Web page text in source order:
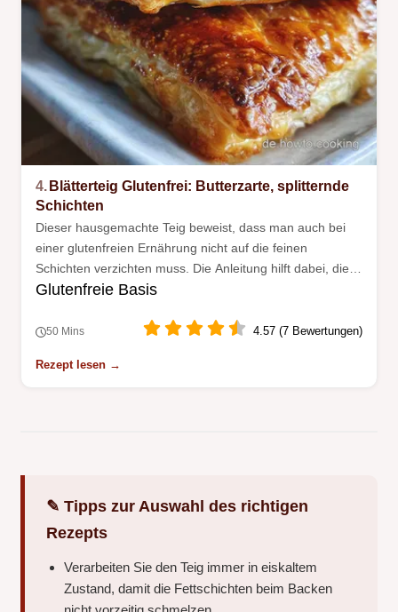
4. Blätterteig Glutenfrei: Butterzarte, splitternde
Schichten
Dieser hausgemachte Teig beweist, dass man auch bei
einer glutenfreien Ernährung nicht auf die feinen
Schichten verzichten muss. Die Anleitung hilft dabei, die
richtige Konsistenz sicher zu treffen.
Glutenfreie Basis
50 Mins 4.57 (7 Bewertungen)
Rezept lesen →
✎ Tipps zur Auswahl des richtigen
Rezepts
Verarbeiten Sie den Teig immer in eiskaltem
Zustand, damit die Fettschichten beim Backen